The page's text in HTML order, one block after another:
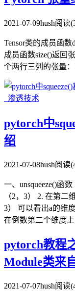
2021-07-09hush阅读
Tensor类的成员函
成员函数size()返回
个两行三列的张量：
pytorch中
绍
2021-07-08hush阅读
一、unsqueeze()函
（2，3） 2. 在第二
3） 可以看出a的维
在倒数第二个维度
pytorch教程
Module类来
2021-07-07hush阅读